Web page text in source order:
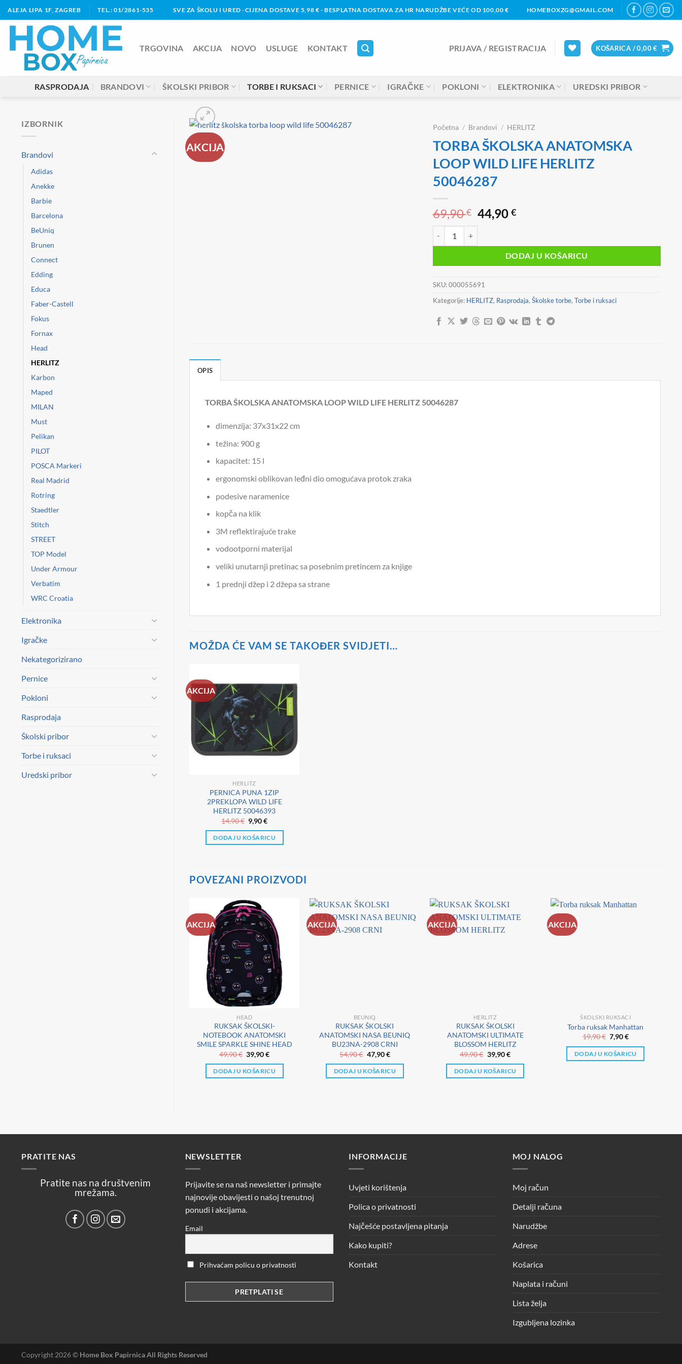
Skip
to
ALEJA LIPA 1F, ZAGREB TEL.: 01/2861-535 SVE ZA ŠKOLU I URED -CIJENA DOSTAVE 5,98 € - BESPLATNA DOSTAVA ZA HR NARUDŽBE VEĆE OD 100,00 € HOMEBOXZG@GMAIL.COM
TRGOVINA AKCIJA NOVO USLUGE KONTAKT PRIJAVA / REGISTRACIJA KOŠARICA /0,00€
RASPRODAJA BRANDOVI ŠKOLSKI PRIBOR TORBE I RUKSACI PERNICE IGRAČKE POKLONI ELEKTRONIKA UREDSKI PRIBOR
IZBORNIK
Brandovi
Adidas
Anekke
Barbie
Barcelona
BeUniq
Brunen
Connect
Edding
Educa
Faber-Castell
Fokus
Fornax
Head
HERLITZ
Karbon
Maped
MILAN
Must
Pelikan
PILOT
POSCA Markeri
Real Madrid
Rotring
Staedtler
Stitch
STREET
TOP Model
Under Armour
Verbatim
WRC Croatia
Elektronika
Igračke
Nekategorizirano
Pernice
Pokloni
Rasprodaja
Školski pribor
Torbe i ruksaci
Uredski pribor
AKCIJA
Početna / Brandovi / HERLITZ
TORBA ŠKOLSKA ANATOMSKA
LOOP WILD LIFE HERLITZ
50046287
69,90€ Izvorna
cijena
je:
69,90 €.
44,90 €Trenutna
44,90 €.
DODAJ U KOŠARICU
SKU:000055691
Kategorije: HERLITZ, Rasprodaja, Školske torbe, Torbe i ruksaci
OPIS
TORBA ŠKOLSKA ANATOMSKA LOOP WILD LIFE HERLITZ 50046287
dimenzija: 37x31x22 cm
težina: 900 g
kapacitet: 15 l
ergonomski oblikovan leđni dio omogućava protok zraka
podesive naramenice
kopča na klik
3M reflektirajuće trake
vodootporni materijal
veliki unutarnji pretinac sa posebnim pretincem za knjige
1 prednji džep i 2 džepa sa strane
MOŽDA ĆE VAM SE TAKOĐER SVIDJETI…
AKCIJA
HERLITZ
PERNICA PUNA 1ZIP
2PREKLOPA WILD LIFE
HERLITZ 50046393
14,90€ Izvorna
cijena
bila
je:
9,90€Trenutna
je:
9,90 €.
DODAJ U KOŠARICU
POVEZANI PROIZVODI
AKCIJA
HEAD
RUKSAK ŠKOLSKI-
NOTEBOOK ANATOMSKI
SMILE SPARKLE SHINE HEAD
49,90€ Izvorna
cijena
bila
je:
39,90€Trenutna
je:
39,90 €.
DODAJ U KOŠARICU
AKCIJA
BEUNIQ
RUKSAK ŠKOLSKI
ANATOMSKI NASA BEUNIQ
BU23NA-2908 CRNI
54,90€ Izvorna
cijena
bila
je:
47,90€Trenutna
je:
47,90 €.
DODAJ U KOŠARICU
AKCIJA
HERLITZ
RUKSAK ŠKOLSKI
ANATOMSKI ULTIMATE
BLOSSOM HERLITZ
49,90€ Izvorna
cijena
bila
je:
39,90€Trenutna
je:
39,90 €.
DODAJ U KOŠARICU
AKCIJA
ŠKOLSKI RUKSACI
Torba ruksak Manhattan
19,90€ Izvorna
bila
je:
7,90€Trenutna
je:
7,90 €.
DODAJ U KOŠARICU
PRATITE NAS
Pratite nas na društvenim
mrežama.
NEWSLETTER
Prijavite se na naš newsletter i primajte
najnovije obavijesti o našoj trenutnoj
ponudi i akcijama.
Email
Prihvaćam policu o privatnosti
INFORMACIJE
Uvjeti korištenja
Polica o privatnosti
Najčešće postavljena pitanja
Kako kupiti?
Kontakt
MOJ NALOG
Moj račun
Detalji računa
Narudžbe
Adrese
Košarica
Naplata i računi
Lista želja
Izgubljena lozinka
Copyright 2026 © Home Box Papirnica All Rights Reserved